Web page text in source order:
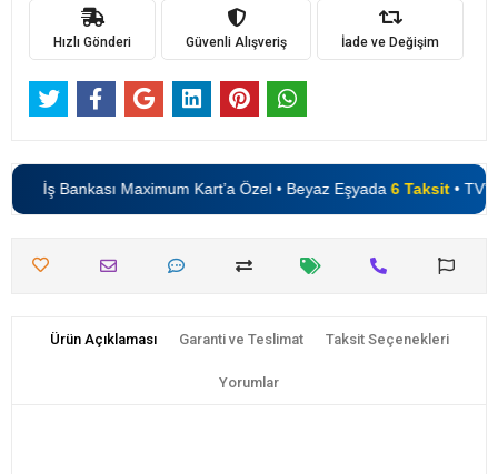
Hızlı Gönderi Güvenli Alışveriş İade ve Değişim
İş Bankası Maximum Kart’a Özel • Beyaz Eşyada6 Taksit•
Ürün Açıklaması Garanti ve Teslimat Taksit Seçenekleri
Yorumlar